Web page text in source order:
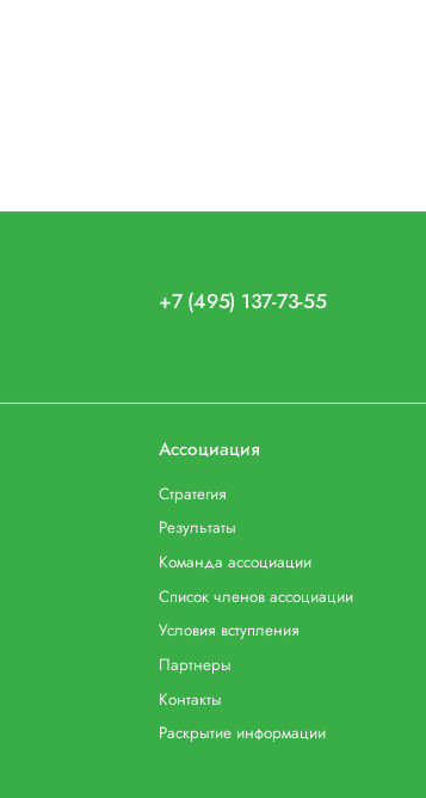
+7 (495) 137-73-55
Ассоциация
Стратегия
Результаты
Команда ассоциации
Список членов ассоциации
Условия вступления
Партнеры
Контакты
Раскрытие информации